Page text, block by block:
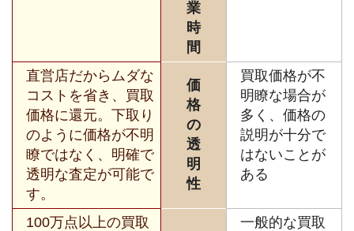
業
時
間
直営店だからムダな
コストを省き、買取
価格に還元。下取り
のように価格が不明
瞭ではなく、明確で
透明な査定が可能で
す。
価
格
の
透
明
性
買取価格が不
明瞭な場合が
多く、価格の
説明が十分で
はないことが
ある
100万点以上の買取
一般的な買取